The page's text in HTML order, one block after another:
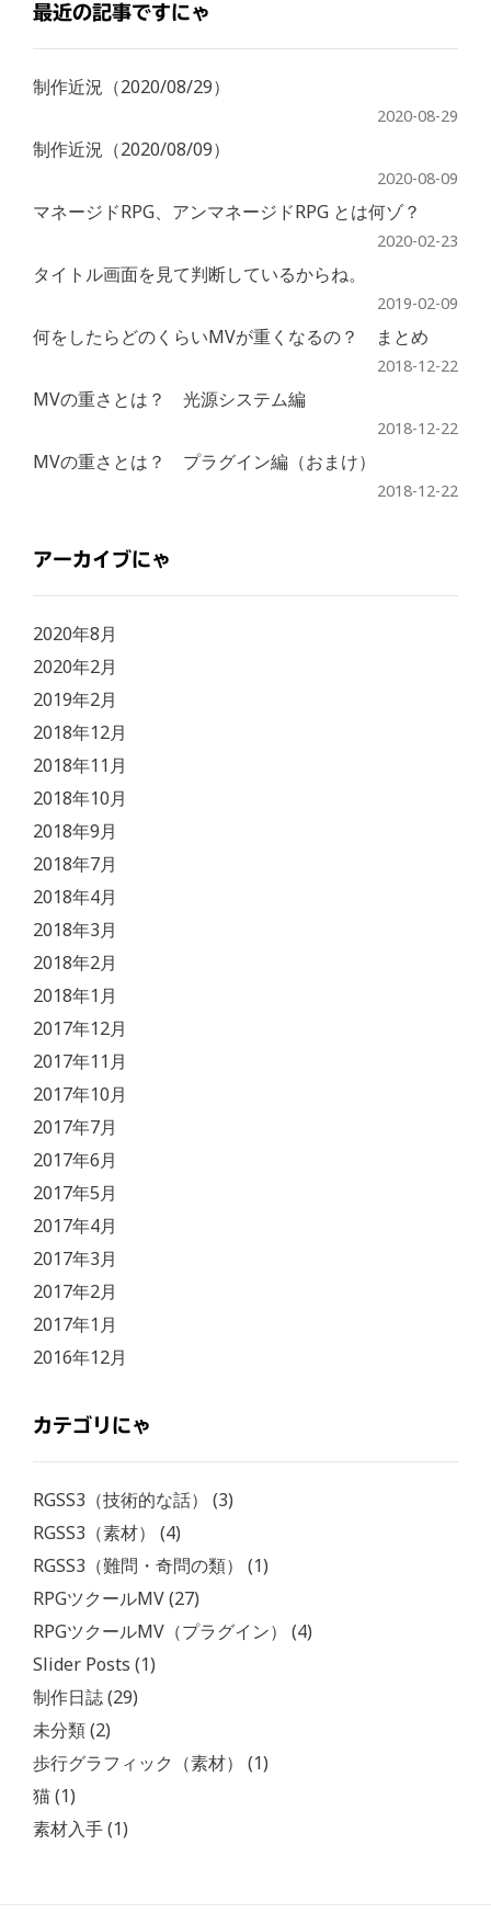
最近の記事ですにゃ
制作近況（2020/08/29）
2020-08-29
制作近況（2020/08/09）
2020-08-09
マネージドRPG、アンマネージドRPG とは何ゾ？
2020-02-23
タイトル画面を見て判断しているからね。
2019-02-09
何をしたらどのくらいMVが重くなるの？ まとめ
2018-12-22
MVの重さとは？ 光源システム編
2018-12-22
MVの重さとは？ プラグイン編（おまけ）
2018-12-22
アーカイブにゃ
2020年8月
2020年2月
2019年2月
2018年12月
2018年11月
2018年10月
2018年9月
2018年7月
2018年4月
2018年3月
2018年2月
2018年1月
2017年12月
2017年11月
2017年10月
2017年7月
2017年6月
2017年5月
2017年4月
2017年3月
2017年2月
2017年1月
2016年12月
カテゴリにゃ
RGSS3（技術的な話）
(3)
RGSS3（素材）
(4)
RGSS3（難問・奇問の類）
(1)
RPGツクールMV(27)
RPGツクールMV（プラグイン）
(4)
Slider Posts (1)
制作日誌(29)
未分類(2)
歩行グラフィック（素材）
(1)
猫(1)
素材入手(1)